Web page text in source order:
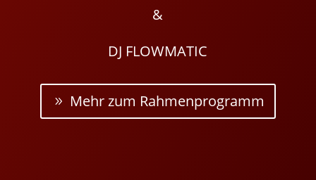
&
DJ FLOWMATIC
Mehr zum Rahmenprogramm